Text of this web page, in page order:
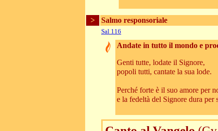
> Salmo responsoriale
Sal 116
Andate in tutto il mondo e
Genti tutte, lodate il Signore,
popoli tutti, cantate la sua lode.
Perché forte è il suo amore per
e la fedeltà del Signore dura per